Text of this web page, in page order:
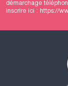
démarchage
inscrire ici : https://